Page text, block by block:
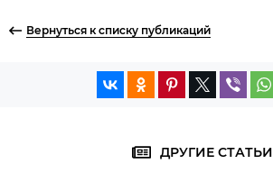
Вернуться к списку публикаций
ДРУГИЕ СТАТЬИ